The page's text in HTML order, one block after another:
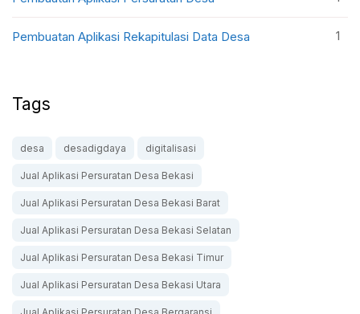
Pembuatan Aplikasi Rekapitulasi Data Desa 1
Tags
desa desadigdaya digitalisasi
Jual Aplikasi Persuratan Desa Bekasi
Jual Aplikasi Persuratan Desa Bekasi Barat
Jual Aplikasi Persuratan Desa Bekasi Selatan
Jual Aplikasi Persuratan Desa Bekasi Timur
Jual Aplikasi Persuratan Desa Bekasi Utara